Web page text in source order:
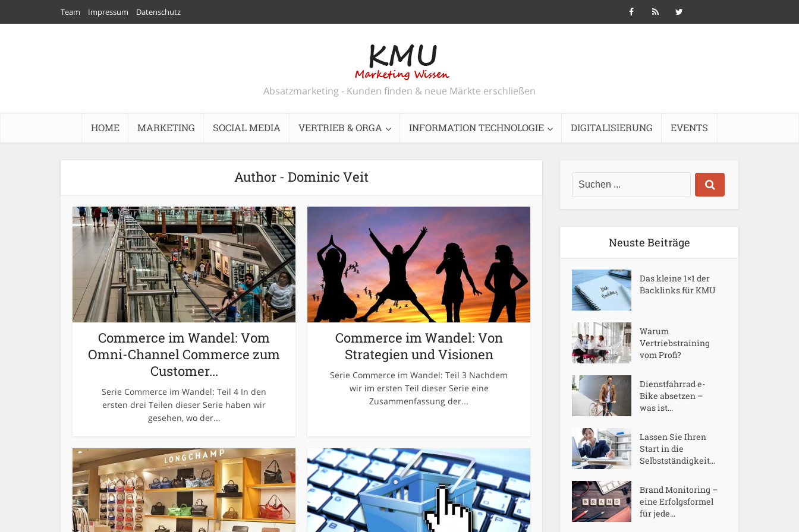
Team Impressum Datenschutz
Absatzmarketing - Kunden finden & neue Märkte erschließen
HOME MARKETING SOCIAL MEDIA VERTRIEB & ORGA INFORMATION TECHNOLOGIE DIGITALISIERUNG EVENTS
Author - Dominic Veit
Commerce im Wandel: Vom
Omni-Channel Commerce zum
Customer...
Serie Commerce im Wandel: Teil 4 In den
ersten drei Teilen dieser Serie haben wir
gesehen, wo der...
Commerce im Wandel: Von
Strategien und Visionen
Serie Commerce im Wandel: Teil 3 Nachdem
wir im ersten Teil dieser Serie eine
Zusammenfassung der...
Neuste Beiträge
Das kleine 1×1 der
Backlinks für KMU
Warum
Vertriebstraining
vom Profi?
Dienstfahrrad e-
Bike absetzen –
was ist...
Lassen Sie Ihren
Start in die
Selbstständigkeit...
Brand Monitoring –
eine Erfolgsformel
für jede...